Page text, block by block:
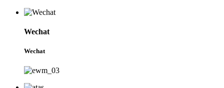
Wechat
Wechat